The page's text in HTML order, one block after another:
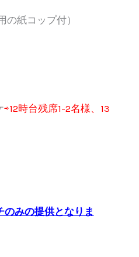
紙コップ付）
⇨12時台残席1-2名様、13
のみの提供となりま